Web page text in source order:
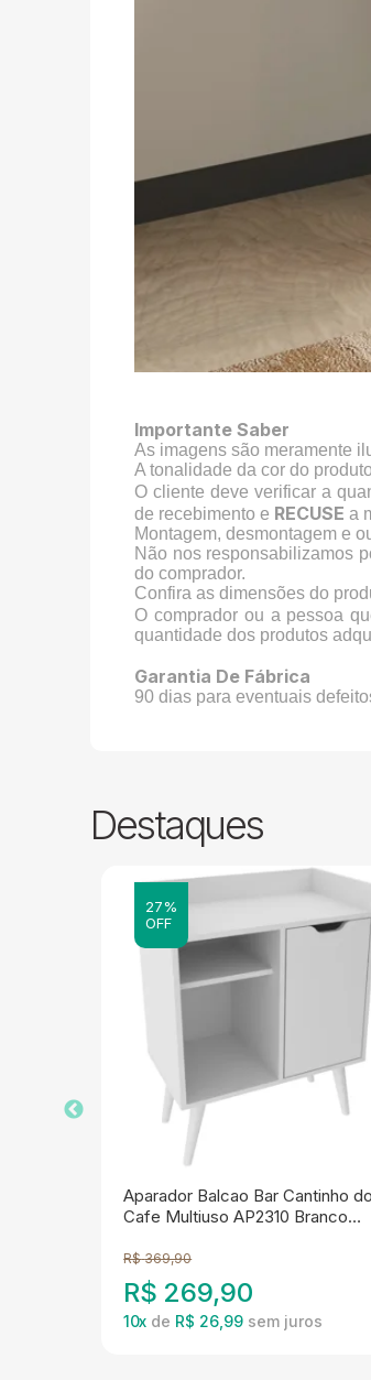
Importante Saber
As imagens são meramente
A tonalidade da cor do
O cliente deve verificar a
de recebimento e RECUSE a
Montagem, desmontagem e
Não nos responsabilizamos
do comprador.
Confira as dimensões do
O comprador ou a pessoa
quantidade dos produtos
Garantia De Fábrica
90 dias para eventuais
Destaques
27%
OFF
Aparador Balcao Bar Cantinho do
Cafe Multiuso AP2310 Branco
R$ 369,90
R$ 269,90
10x de R$ 26,99